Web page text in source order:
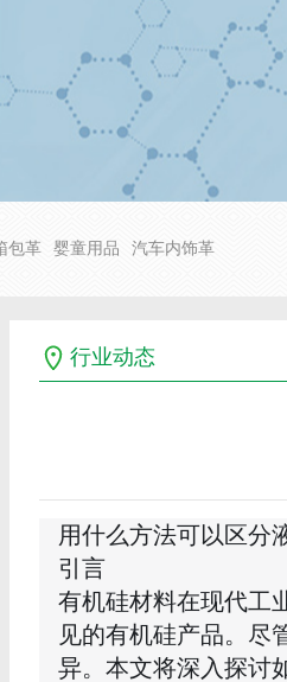
包革 婴童用品 汽车内饰革
行业动态
用什么方法可以区分
引言
有机硅材料在现代工
见的有机硅产品。尽
异。本文将深入探讨